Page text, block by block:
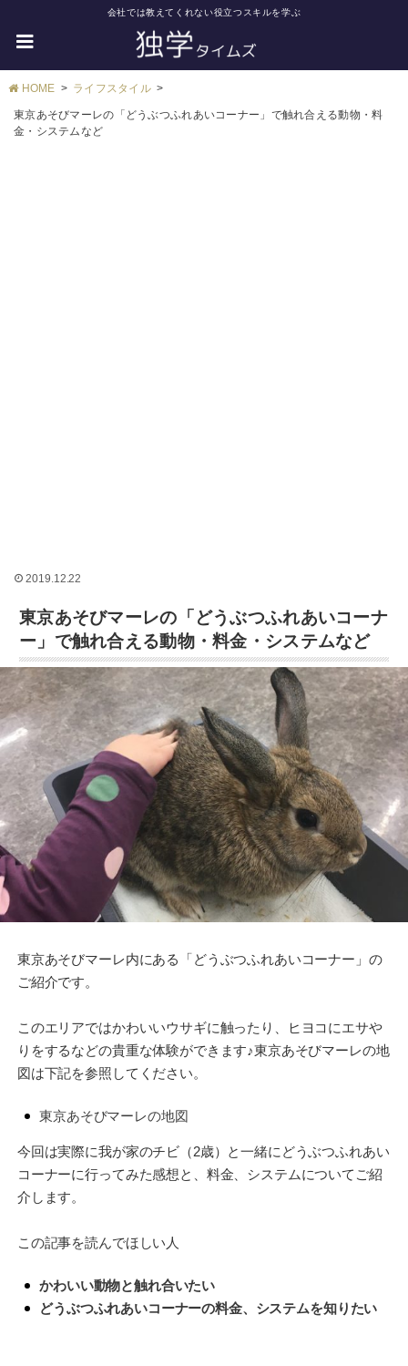
会社では教えてくれない役立つスキルを学ぶ
HOME ライフスタイル
東京あそびマーレの「どうぶつふれあいコーナー」で触れ合える動物・料
金・システムなど
2019.12.22
東京あそびマーレの「どうぶつふれあいコーナ
ー」で触れ合える動物・料金・システムなど
東京あそびマーレ内にある「どうぶつふれあいコーナー」の
ご紹介です。
このエリアではかわいいウサギに触ったり、ヒヨコにエサや
りをするなどの貴重な体験ができます♪東京あそびマーレの地
図は下記を参照してください。
東京あそびマーレの地図
今回は実際に我が家のチビ（2歳）と一緒にどうぶつふれあい
コーナーに行ってみた感想と、料金、システムについてご紹
介します。
この記事を読んでほしい人
かわいい動物と触れ合いたい
どうぶつふれあいコーナーの料金、システムを知りたい